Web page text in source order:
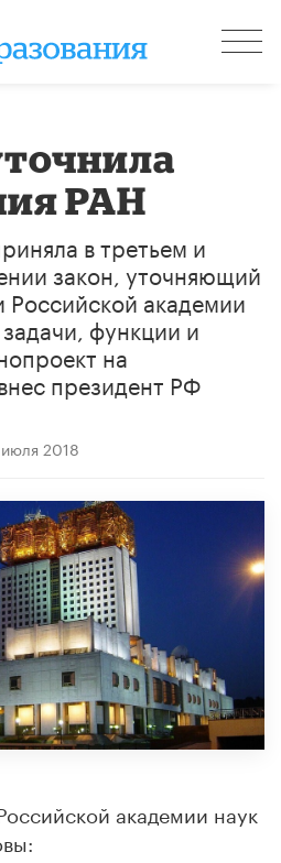
РАН
в третьем и
закон, уточняющий
Российской академии
функции и
на
президент РФ
2018
академии наук